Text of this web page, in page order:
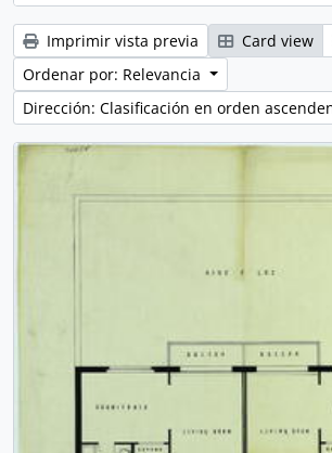
Imprimir vista previa Card view
Ordenar por: Relevancia
Dirección: Clasificación en orden